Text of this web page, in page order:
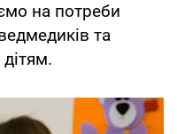
на потреби
та